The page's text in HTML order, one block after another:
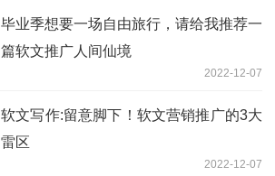
毕业季想要一场自由旅行，请给我推荐一
篇软文推广人间仙境
2022-12-07
软文写作:留意脚下！软文营销推广的3大
雷区
2022-12-07